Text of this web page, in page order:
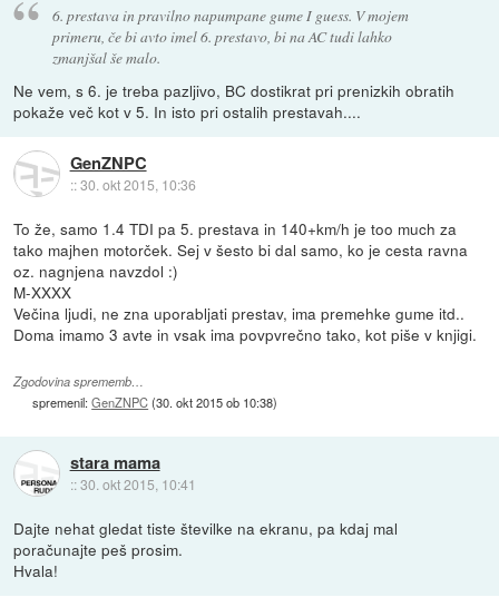
6. prestava in pravilno napumpane gume I guess. V mojem
primeru, če bi avto imel 6. prestavo, bi na AC tudi lahko
zmanjšal še malo.
Ne vem, s 6. je treba pazljivo, BC dostikrat pri prenizkih obratih
pokaže več kot v 5. In isto pri ostalih prestavah....
GenZNPC
::30. okt 2015, 10:36
To že, samo 1.4 TDI pa 5. prestava in 140+km/h je too much za
tako majhen motorček. Sej v šesto bi dal samo, ko je cesta ravna
oz. nagnjena navzdol :)
M-XXXX
Večina ljudi, ne zna uporabljati prestav, ima premehke gume itd..
Doma imamo 3 avte in vsak ima povpvrečno tako, kot piše v knjigi.
Zgodovina sprememb…
spremenil:GenZNPC(30. okt 2015 ob 10:38)
stara mama
::30. okt 2015, 10:41
Dajte nehat gledat tiste številke na ekranu, pa kdaj mal
poračunajte peš prosim.
Hvala!